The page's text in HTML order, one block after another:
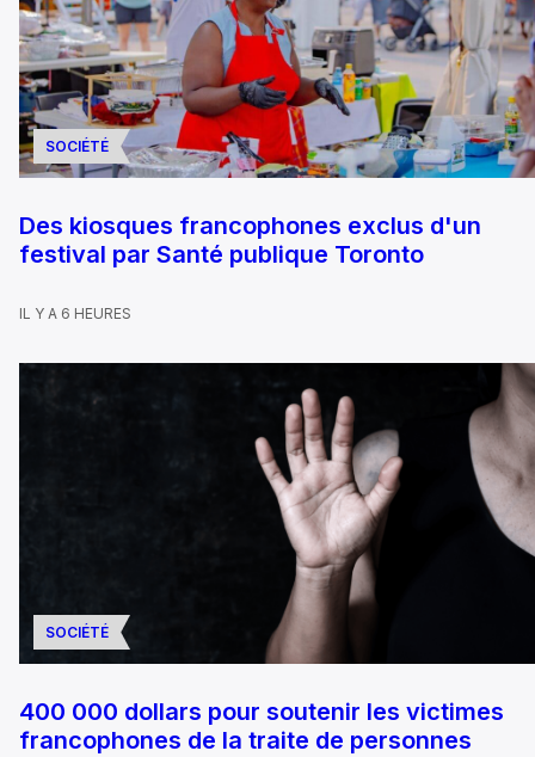
SOCIÉTÉ
Des kiosques francophones exclus d'un
festival par Santé publique Toronto
IL Y A 6 HEURES
SOCIÉTÉ
400 000 dollars pour soutenir les victimes
francophones de la traite de personnes